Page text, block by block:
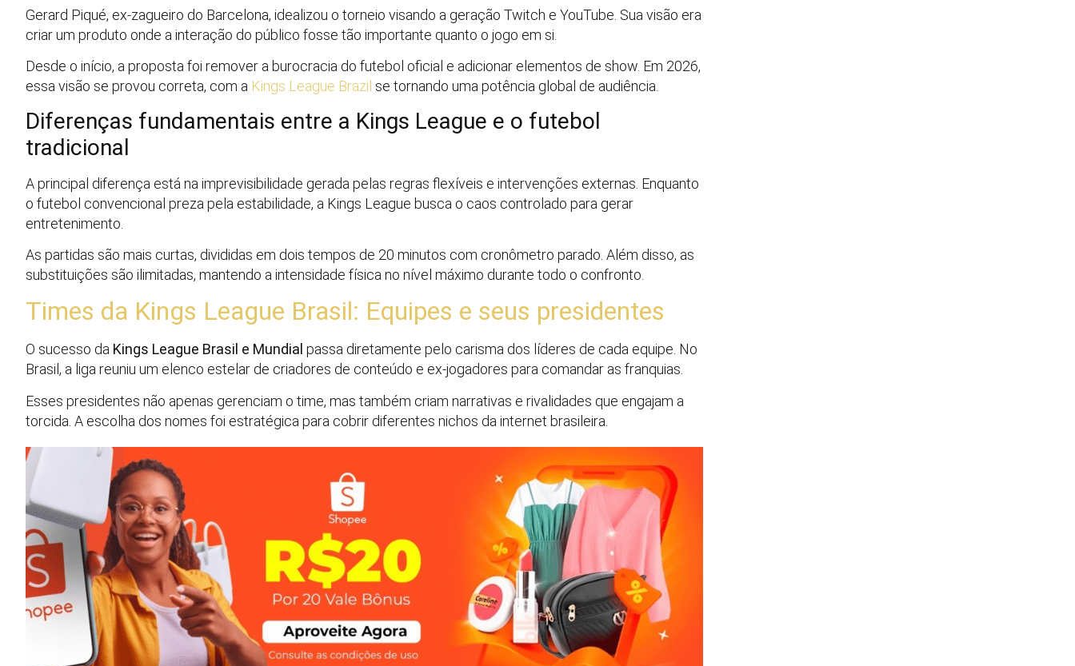
Gerard Piqué, ex-zagueiro do Barcelona, idealizou o torneio visando a geração Twitch e YouTube. Sua visão era
criar um produto onde a interação do público fosse tão importante quanto o jogo em si.
Desde o início, a proposta foi remover a burocracia do futebol oficial e adicionar elementos de show. Em 2026,
essa visão se provou correta, com a Kings League Brazil se tornando uma potência global de audiência.
Diferenças fundamentais entre a Kings League e o futebol
tradicional
A principal diferença está na imprevisibilidade gerada pelas regras flexíveis e intervenções externas. Enquanto
o futebol convencional preza pela estabilidade, a Kings League busca o caos controlado para gerar
entretenimento.
As partidas são mais curtas, divididas em dois tempos de 20 minutos com cronômetro parado. Além disso, as
substituições são ilimitadas, mantendo a intensidade física no nível máximo durante todo o confronto.
Times da Kings League Brasil: Equipes e seus presidentes
O sucesso da Kings League Brasil e Mundial passa diretamente pelo carisma dos líderes de cada equipe. No
Brasil, a liga reuniu um elenco estelar de criadores de conteúdo e ex-jogadores para comandar as franquias.
Esses presidentes não apenas gerenciam o time, mas também criam narrativas e rivalidades que engajam a
torcida. A escolha dos nomes foi estratégica para cobrir diferentes nichos da internet brasileira.